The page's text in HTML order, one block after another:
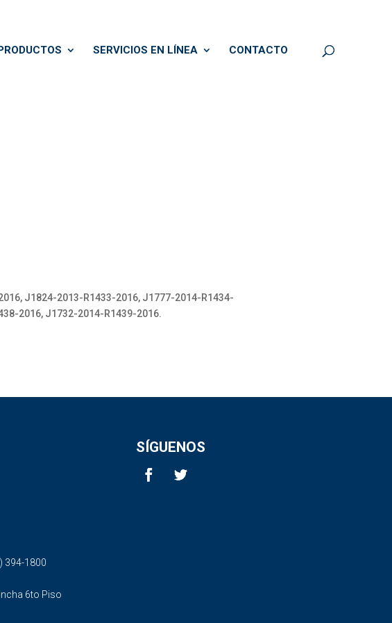
SERVICIOS EN LÍNEA CONTACTO
J1824-2013-R1433-2016, J1777-2014-R1434-
2016, J1732-2014-R1439-2016.
SÍGUENOS
394-1800
6to Piso